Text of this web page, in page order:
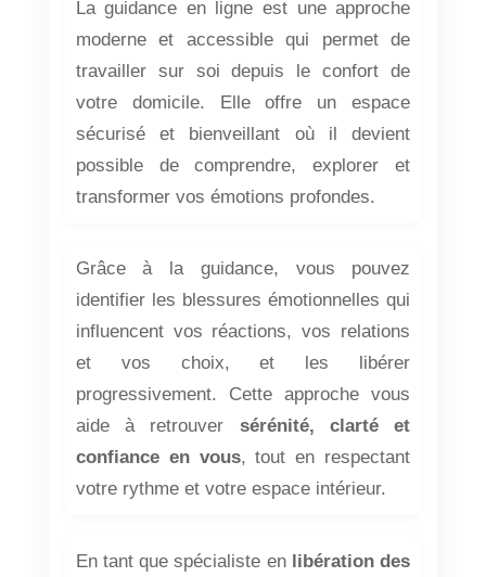
La guidance en ligne est une approche
moderne et accessible qui permet de
travailler sur soi depuis le confort de
votre domicile. Elle offre un espace
sécurisé et bienveillant où il devient
possible de comprendre, explorer et
transformer vos émotions profondes.
Grâce à la guidance, vous pouvez
identifier les blessures émotionnelles qui
influencent vos réactions, vos relations
et vos choix, et les libérer
progressivement. Cette approche vous
aide à retrouver sérénité, clarté et
confiance en vous, tout en respectant
votre rythme et votre espace intérieur.
En tant que spécialiste en libération des